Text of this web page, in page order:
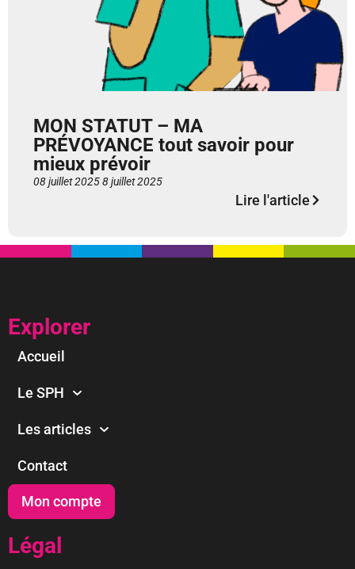
MON STATUT – MA
PRÉVOYANCE tout savoir pour
mieux prévoir
08 juillet 20258 juillet 2025
Lire l'article
Explorer
Accueil
Le SPH
Les articles
Contact
Mon compte
Légal